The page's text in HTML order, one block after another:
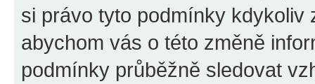
si právo tyto podmínky kdykoliv
abychom vás o této změně
podmínky průběžně sledovat